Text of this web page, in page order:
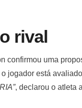
rival
confirmou uma
jogador está
, declarou o atleta